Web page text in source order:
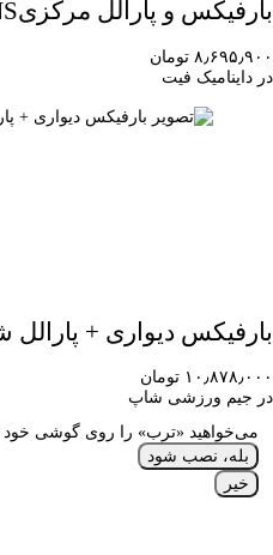
بارفیکس و پارالل مرکزیNS
۸٫۶۹۵٫۹۰۰ تومان
در داینامیک فیت
بارفیکس دیواری +
۱۰٫۸۷۸٫۰۰۰ تومان
در جیم ورزشی شاپ
می‌خواهید «ترب» را روی گوشی خود
بله، نصب شود
خیر